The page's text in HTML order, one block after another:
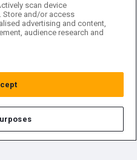
scan device
Store and/or access
advertising and content,
audience research and